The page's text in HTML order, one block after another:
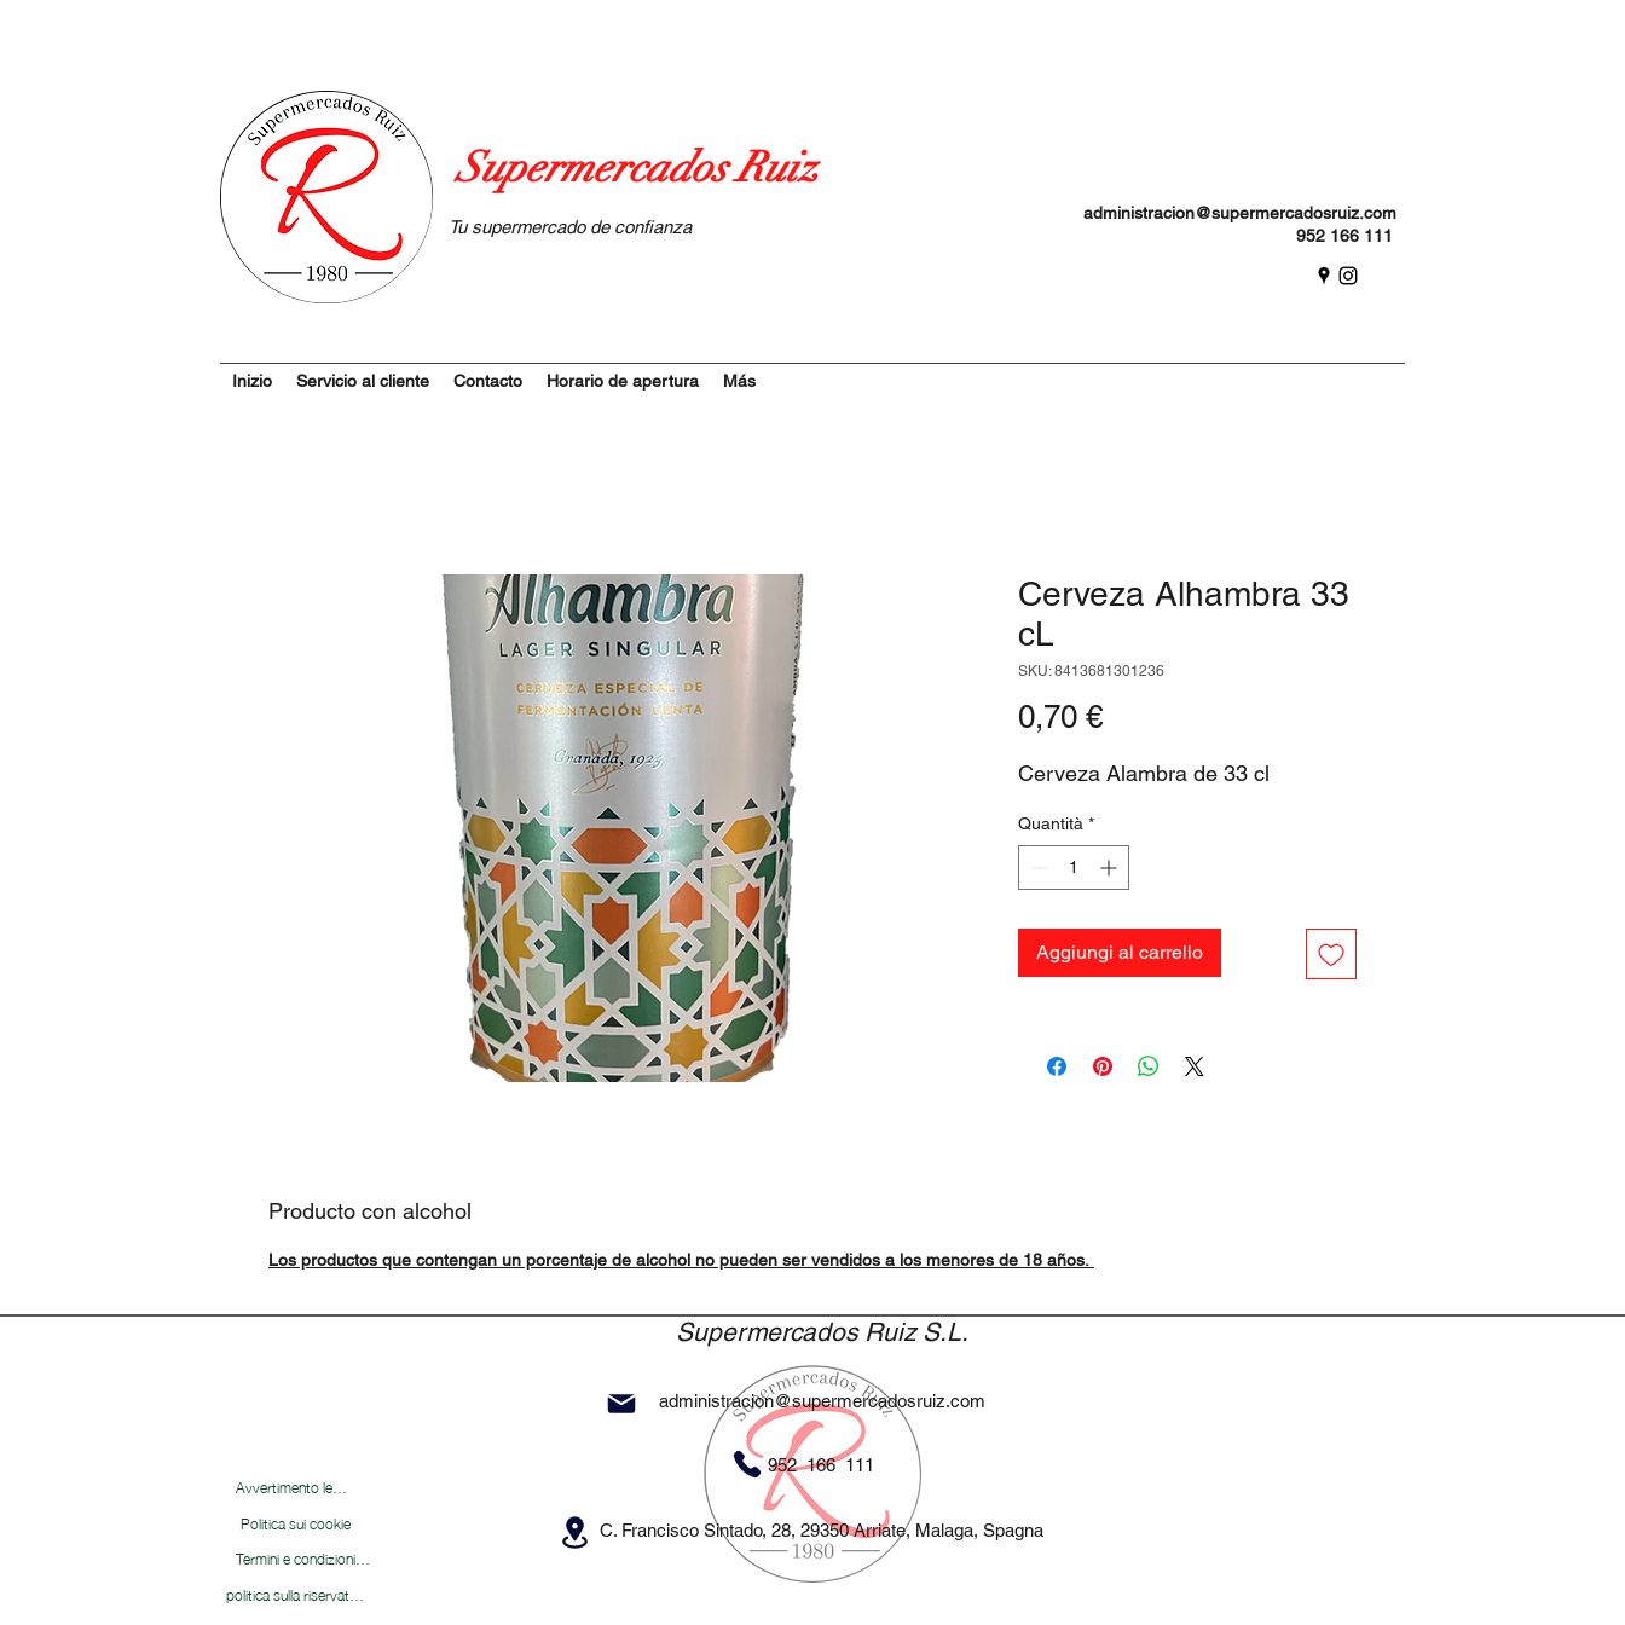
Supermercados Ruiz
Tu supermercado de confianza
administracion@supermercadosruiz.com
952 166 111
Inizio Servicio al cliente Contacto Horario de apertura Más
Cerveza Alhambra 33
cL
SKU: 8413681301236
0,70 €Prezzo
Cerveza Alambra de 33 cl
Quantità *
Aggiungi al carrello
Producto con alcohol
Los productos que contengan un porcentaje de alcohol no pueden ser vendidos a los menores de 18 años.
Supermercados Ruiz S.L.
Avvertimento legale
Politica sui cookie
Termini e condizioni&nbsp;
politica sulla riservatezza
administracion@supermercadosruiz.com
952 166 111
C. Francisco Sintado, 28, 29350 Arriate, Malaga, Spagna